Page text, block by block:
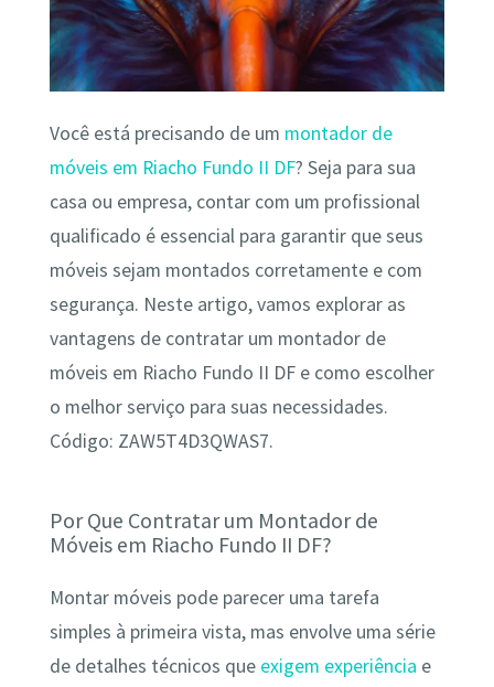
Você está precisando de um montador de
móveis em Riacho Fundo II DF? Seja para sua
casa ou empresa, contar com um profissional
qualificado é essencial para garantir que seus
móveis sejam montados corretamente e com
segurança. Neste artigo, vamos explorar as
vantagens de contratar um montador de
móveis em Riacho Fundo II DF e como escolher
o melhor serviço para suas necessidades.
Código: ZAW5T4D3QWAS7.
Por Que Contratar um Montador de
Móveis em Riacho Fundo II DF?
Montar móveis pode parecer uma tarefa
simples à primeira vista, mas envolve uma série
de detalhes técnicos que exigem experiência e